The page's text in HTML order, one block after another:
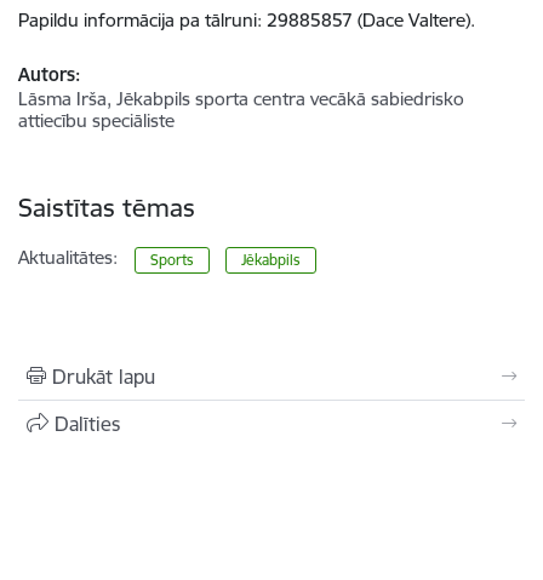
Papildu informācija pa tālruni: 29885857 (Dace Valtere).
Autors:
Lāsma Irša, Jēkabpils sporta centra vecākā sabiedrisko
attiecību speciāliste
Saistītas tēmas
Aktualitātes: Sports Jēkabpils
Drukāt lapu
Dalīties